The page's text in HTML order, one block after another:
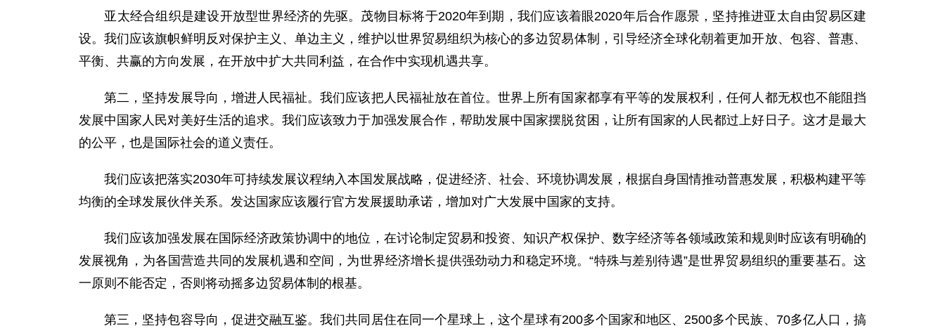
亚太经合组织是建设开放型世界经济的先驱。茂物目标将于2020年到期，我们应该着眼2020年后合作愿景，坚持推进亚太自由贸易区建
设。我们应该旗帜鲜明反对保护主义、单边主义，维护以世界贸易组织为核心的多边贸易体制，引导经济全球化朝着更加开放、包容、普惠、
平衡、共赢的方向发展，在开放中扩大共同利益，在合作中实现机遇共享。
第二，坚持发展导向，增进人民福祉。我们应该把人民福祉放在首位。世界上所有国家都享有平等的发展权利，任何人都无权也不能阻挡
发展中国家人民对美好生活的追求。我们应该致力于加强发展合作，帮助发展中国家摆脱贫困，让所有国家的人民都过上好日子。这才是最大
的公平，也是国际社会的道义责任。
我们应该把落实2030年可持续发展议程纳入本国发展战略，促进经济、社会、环境协调发展，根据自身国情推动普惠发展，积极构建平等
均衡的全球发展伙伴关系。发达国家应该履行官方发展援助承诺，增加对广大发展中国家的支持。
我们应该加强发展在国际经济政策协调中的地位，在讨论制定贸易和投资、知识产权保护、数字经济等各领域政策和规则时应该有明确的
发展视角，为各国营造共同的发展机遇和空间，为世界经济增长提供强劲动力和稳定环境。“特殊与差别待遇”是世界贸易组织的重要基石。这
一原则不能否定，否则将动摇多边贸易体制的根基。
第三，坚持包容导向，促进交融互鉴。我们共同居住在同一个星球上，这个星球有200多个国家和地区、2500多个民族、70多亿人口，搞